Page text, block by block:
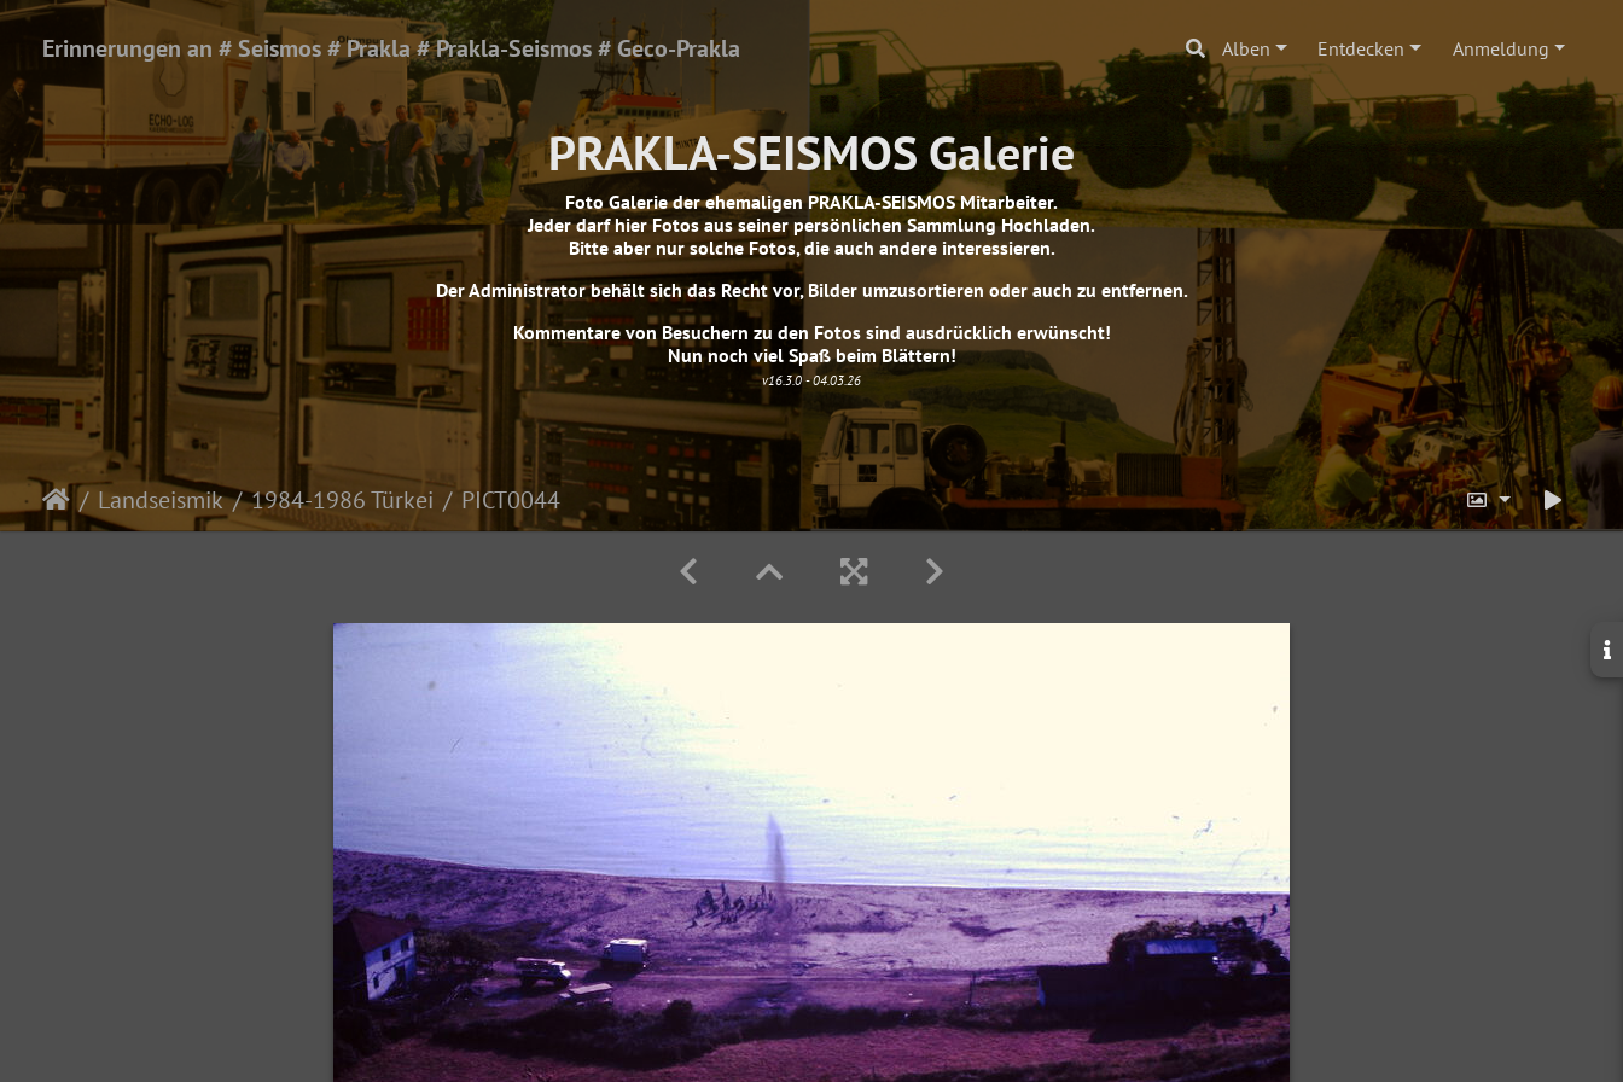
Erinnerungen an # Seismos # Prakla # Prakla-Seismos # Geco-Prakla Alben Entdecken Anmeldung
PRAKLA-SEISMOS Galerie
Foto Galerie der ehemaligen PRAKLA-SEISMOS Mitarbeiter.
Jeder darf hier Fotos aus seiner persönlichen Sammlung Hochladen.
Bitte aber nur solche Fotos, die auch andere interessieren.
Der Administrator behält sich das Recht vor, Bilder umzusortieren oder auch zu entfernen.
Kommentare von Besuchern zu den Fotos sind ausdrücklich erwünscht!
Nun noch viel Spaß beim Blättern!
v16.3.0 - 04.03.26
Landseismik 1984-1986 Türkei PICT0044